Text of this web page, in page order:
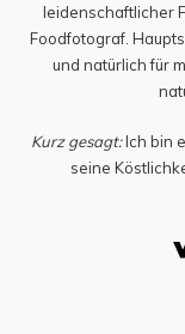
leidenschaftlicher
Foodfotograf.
und natürlich für
Kurz gesagt:Ich bin
seine